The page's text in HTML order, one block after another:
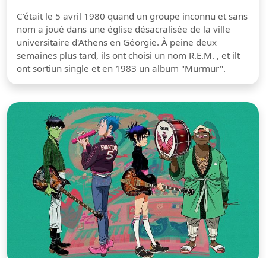
C'était le 5 avril 1980 quand un groupe inconnu et sans
nom a joué dans une église désacralisée de la ville
universitaire d'Athens en Géorgie. À peine deux
semaines plus tard, ils ont choisi un nom R.E.M. , et ilt
ont sortiun single et en 1983 un album "Murmur".